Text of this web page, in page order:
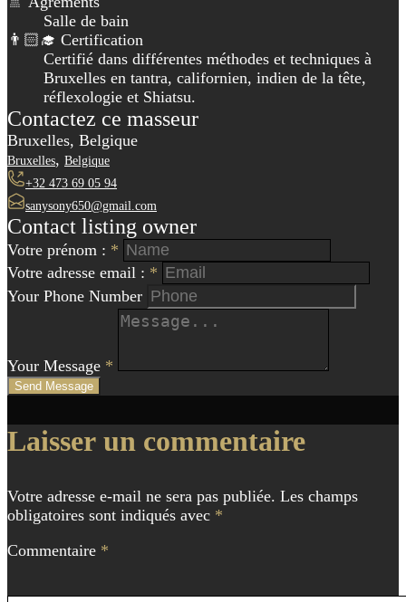
Salle de bain
👨🏻‍🎓 Certification
Certifié dans différentes méthodes et techniques à
Bruxelles en tantra, californien, indien de la tête,
réflexologie et Shiatsu.
Contactez ce masseur
Bruxelles, Belgique
Bruxelles, Belgique
+32 473 69 05 94
sanysony650@gmail.com
Contact listing owner
Votre prénom : *
Votre adresse email : *
Your Phone Number
Your Message *
Send Message
de
Laisser un commentaire
Votre adresse e-mail ne sera pas publiée. Les champs
obligatoires sont indiqués avec *
Commentaire *